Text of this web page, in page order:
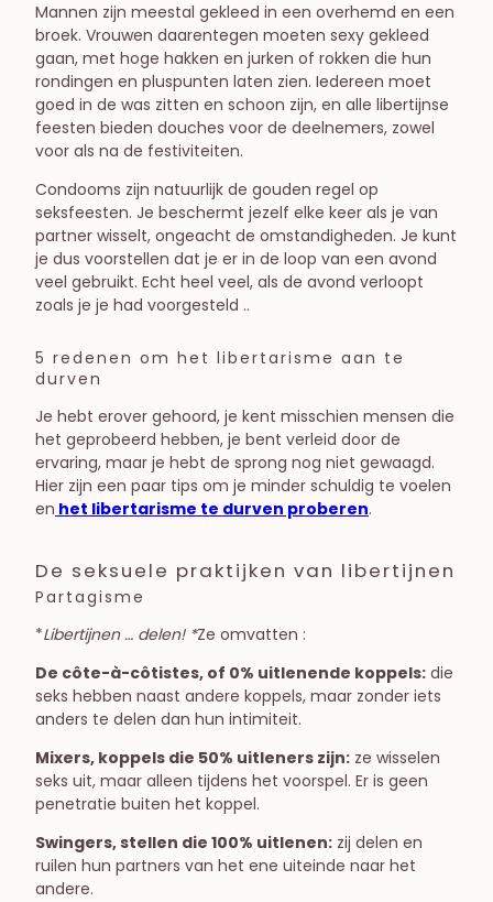
Mannen zijn meestal gekleed in een overhemd en een
broek. Vrouwen daarentegen moeten sexy gekleed
gaan, met hoge hakken en jurken of rokken die hun
rondingen en pluspunten laten zien. Iedereen moet
goed in de was zitten en schoon zijn, en alle libertijnse
feesten bieden douches voor de deelnemers, zowel
voor als na de festiviteiten.
Condooms zijn natuurlijk de gouden regel op
seksfeesten. Je beschermt jezelf elke keer als je van
partner wisselt, ongeacht de omstandigheden. Je kunt
je dus voorstellen dat je er in de loop van een avond
veel gebruikt. Echt heel veel, als de avond verloopt
zoals je je had voorgesteld ..
5 redenen om het libertarisme aan te
durven
Je hebt erover gehoord, je kent misschien mensen die
het geprobeerd hebben, je bent verleid door de
ervaring, maar je hebt de sprong nog niet gewaagd.
Hier zijn een paar tips om je minder schuldig te voelen
en het libertarisme te durven proberen.
De seksuele praktijken van libertijnen
Partagisme
*Libertijnen … delen! *Ze omvatten :
De côte-à-côtistes, of 0% uitlenende koppels: die
seks hebben naast andere koppels, maar zonder iets
anders te delen dan hun intimiteit.
Mixers, koppels die 50% uitleners zijn: ze wisselen
seks uit, maar alleen tijdens het voorspel. Er is geen
penetratie buiten het koppel.
Swingers, stellen die 100% uitlenen: zij delen en
ruilen hun partners van het ene uiteinde naar het
andere.